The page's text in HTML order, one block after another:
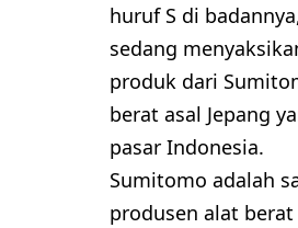
huruf S di
sedang
produk dari
berat asal Jepang
pasar Indonesia.
Sumitomo adalah
produsen alat